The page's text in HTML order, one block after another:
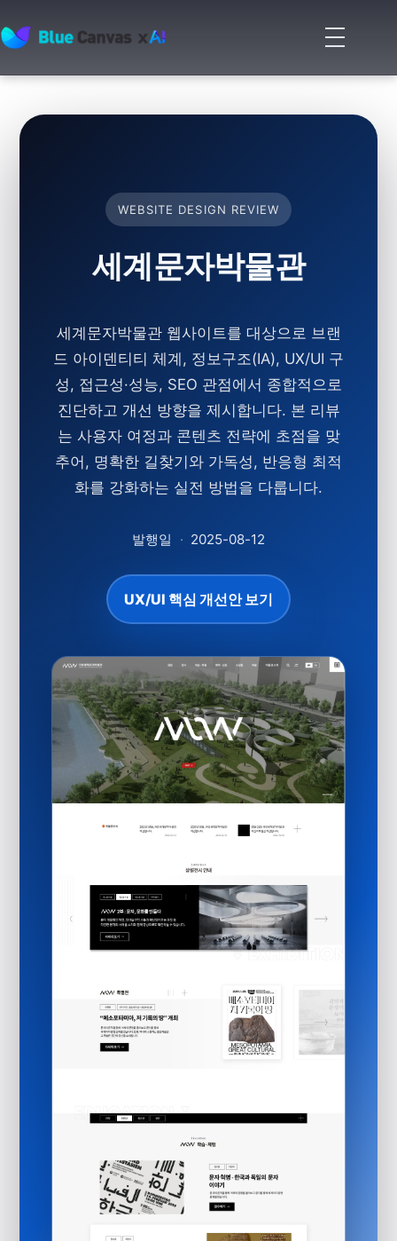
BLUECANVAS
메
뉴
기
WEBSITE DESIGN REVIEW
세계문자박물관
세계문자박물관 웹사이트를 대상으로 브랜
드 아이덴티티 체계, 정보구조(IA), UX/UI 구
성, 접근성·성능, SEO 관점에서 종합적으로
진단하고 개선 방향을 제시합니다. 본 리뷰
는 사용자 여정과 콘텐츠 전략에 초점을 맞
추어, 명확한 길찾기와 가독성, 반응형 최적
화를 강화하는 실전 방법을 다룹니다.
발행일 · 2025-08-12
UX/UI 핵심 개선안 보기